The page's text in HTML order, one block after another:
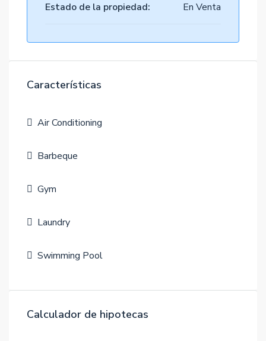
Estado de la propiedad: En Venta
Características
Air Conditioning
Barbeque
Gym
Laundry
Swimming Pool
Calculador de hipotecas